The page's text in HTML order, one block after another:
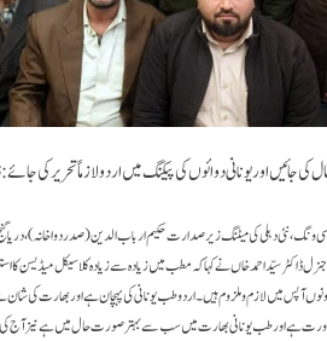
کی جائیں اور یونانی دوائوں کی پیکنگ میں اردو لازماً تحریر کی
ونگ، نئی دہلی کی میٹنگ زیرصدارت حکیم ارباب الدین (صدر دواخانہ)،
ڈاکٹر سیّد احمد خاں نے کہا کہ مطب میں زیادہ سے زیادہ کلاسیکل میڈیسن کا
آپس میں لازم و ملزوم ہیں۔ اردو طب یونانی کی پہچان ہے اور بھارت کی
ہے اور طب یونانی بھارت میں سب سے بہتر صورت حال میں ہے نیز آج کی